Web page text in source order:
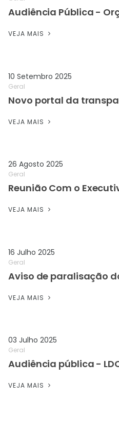
Audiência Pública -
VEJA MAIS
10 Setembro 2025
Geral
Novo portal da
VEJA MAIS
26 Agosto 2025
Geral
Reunião Com o
VEJA MAIS
16 Julho 2025
Geral
Aviso de paralisação
VEJA MAIS
03 Julho 2025
Geral
Audiência pública -
VEJA MAIS